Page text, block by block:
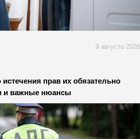
9 августа 2026
прав их обязательно
и важные нюансы